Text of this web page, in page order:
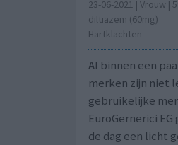
23-06-2021 | Vrouw |
diltiazem (60mg)
Hartklachten
Al binnen een
merken zijn niet
gebruikelijke
EuroGernerici
de dag een licht